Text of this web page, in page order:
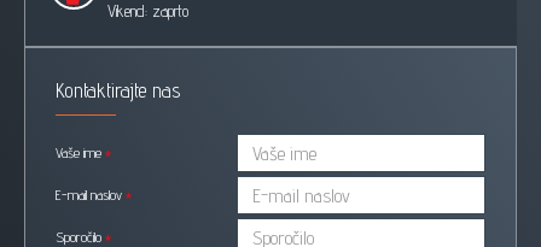
Vikend: zaprto
Kontaktirajte nas
Vaše ime
E-mail naslov
Sporočilo